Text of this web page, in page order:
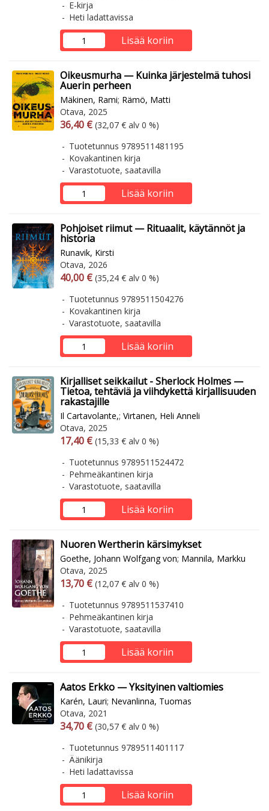
E-kirja
Heti ladattavissa
Lisää koriin
Oikeusmurha — Kuinka järjestelmä tuhosi
Auerin perheen
Mäkinen, Rami; Rämö, Matti
Otava, 2025
Arvonlisäverollinen hinta
36,40 € Arvonlisäveroton hinta
(32,07 € alv 0 %)
Tuotetunnus 9789511481195
Kovakantinen kirja
Varastotuote, saatavilla
Lisää koriin
Pohjoiset riimut — Rituaalit, käytännöt ja
historia
Runavik, Kirsti
Otava, 2026
Arvonlisäverollinen hinta
40,00 € Arvonlisäveroton hinta
(35,24 € alv 0 %)
Tuotetunnus 9789511504276
Kovakantinen kirja
Varastotuote, saatavilla
Lisää koriin
Kirjalliset seikkailut - Sherlock Holmes —
Tietoa, tehtäviä ja viihdykettä kirjallisuuden
rakastajille
Il Cartavolante,; Virtanen, Heli Anneli
Otava, 2025
Arvonlisäverollinen hinta
17,40 € Arvonlisäveroton hinta
(15,33 € alv 0 %)
Tuotetunnus 9789511524472
Pehmeäkantinen kirja
Varastotuote, saatavilla
Lisää koriin
Nuoren Wertherin kärsimykset
Goethe, Johann Wolfgang von; Mannila, Markku
Otava, 2025
Arvonlisäverollinen hinta
13,70 € Arvonlisäveroton hinta
(12,07 € alv 0 %)
Tuotetunnus 9789511537410
Pehmeäkantinen kirja
Varastotuote, saatavilla
Lisää koriin
Aatos Erkko — Yksityinen valtiomies
Karén, Lauri; Nevanlinna, Tuomas
Otava, 2021
Arvonlisäverollinen hinta
34,70 € Arvonlisäveroton hinta
(30,57 € alv 0 %)
Tuotetunnus 9789511401117
Äänikirja
Heti ladattavissa
Lisää koriin